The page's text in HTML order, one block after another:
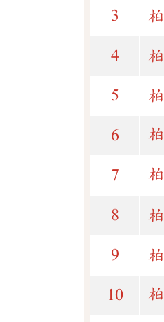
3 柏
4 柏
5 柏
6 柏
7 柏
8 柏
9 柏
10 柏